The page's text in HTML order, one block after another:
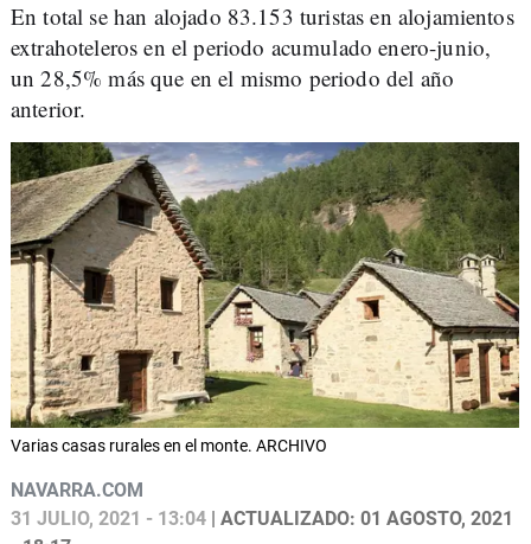
En total se han alojado 83.153 turistas en alojamientos
extrahoteleros en el periodo acumulado enero-junio,
un 28,5% más que en el mismo periodo del año
anterior.
Varias casas rurales en el monte. ARCHIVO
NAVARRA.COM
31 JULIO, 2021 - 13:04 | ACTUALIZADO: 01 AGOSTO, 2021